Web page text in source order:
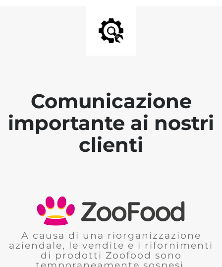
Comunicazione
importante ai nostri
clienti
A causa di una riorganizzazione
aziendale, le vendite e i rifornimenti
di prodotti Zoofood sono